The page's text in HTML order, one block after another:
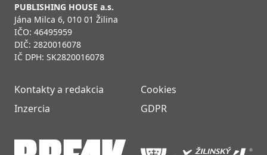
PUBLISHING HOUSE a.s.
Jána Milca 6, 010 01 Žilina
IČO: 46495959
DIČ: 2820016078
IČ DPH: SK2820016078
Kontakty a redakcia
Inzercia
Cookies
GDPR